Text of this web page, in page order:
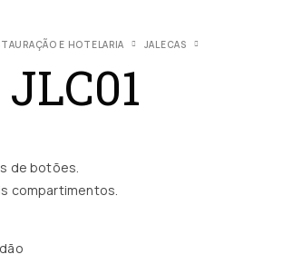
E HOTELARIA
JALECAS
de botões.
compartimentos.